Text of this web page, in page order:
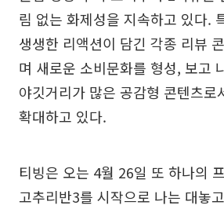
림 없는 화제성을 지속하고 있다.
생생한 리액션이 담긴 각종 리뷰
며 새로운 소비문화를 형성, 보고
야깃거리가 많은 공감형 콘텐츠로
확대하고 있다.
티빙은 오는 4월 26일 또 하나의
고추리반3를 시작으로 나는 대놓